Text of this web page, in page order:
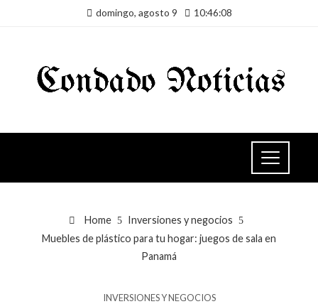
domingo, agosto 9 10:46:08
Home
Inversiones y negocios
Muebles de plástico para tu hogar: juegos de sala en
Panamá
INVERSIONES Y NEGOCIOS